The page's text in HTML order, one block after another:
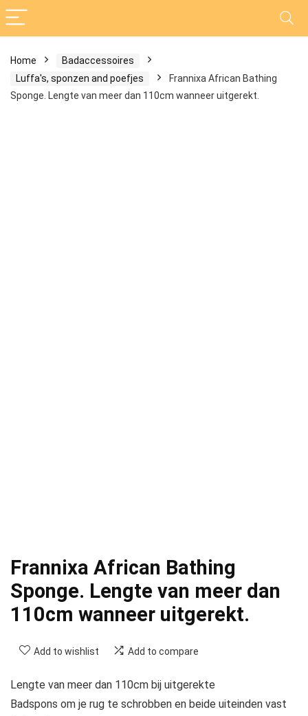
Home
Badaccessoires
Luffa's, sponzen and poefjes
Frannixa African Bathing
Sponge. Lengte van meer dan 110cm wanneer uitgerekt.
Frannixa African Bathing
Sponge. Lengte van meer dan
110cm wanneer uitgerekt.
Add to wishlist Add to compare
Lengte van meer dan 110cm bij uitgerekte
Badspons om je rug te schrobben en beide uiteinden vast